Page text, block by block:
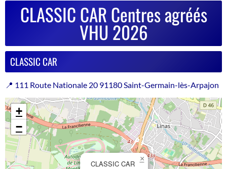
CLASSIC CAR Centres agréés
VHU 2026
CLASSIC CAR
📍 111 Route Nationale 20 91180 Saint-Germain-lès-Arpajon
CLASSIC CAR
×
+
−